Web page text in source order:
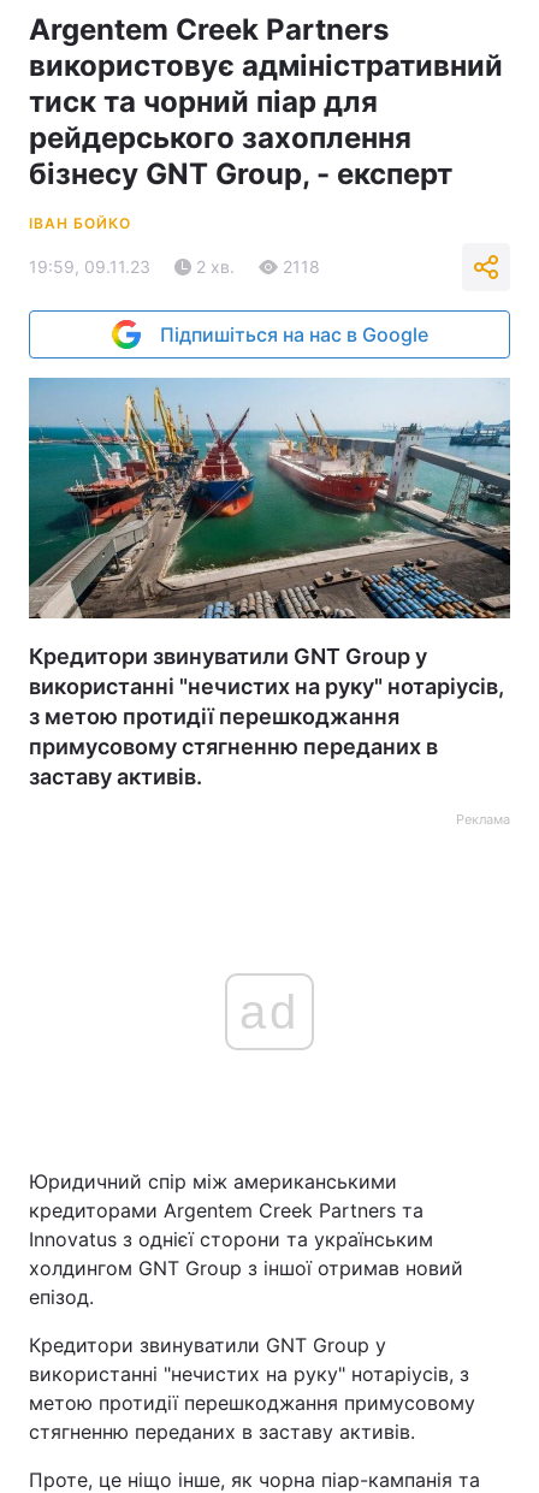
Argentem Creek Partners
використовує адміністративний
тиск та чорний піар для
рейдерського захоплення
бізнесу GNT Group, - експерт
ІВАН БОЙКО
19:59, 09.11.23 2 хв. 2118
Підпишіться на нас в Google
Кредитори звинуватили GNT Group у
використанні "нечистих на руку" нотаріусів,
з метою протидії перешкоджання
примусовому стягненню переданих в
заставу активів.
Реклама
ad
Юридичний спір між американськими
кредиторами Argentem Creek Partners та
Innovatus з однієї сторони та українським
холдингом GNT Group з іншої отримав новий
епізод.
Кредитори звинуватили GNT Group у
використанні "нечистих на руку" нотаріусів, з
метою протидії перешкоджання примусовому
стягненню переданих в заставу активів.
Проте, це ніщо інше, як чорна піар-кампанія та